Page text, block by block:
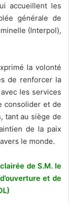
accueillent les
générale de
(Interpol),
la volonté
de renforcer la
les services
consolider et de
tant au siège de
de la paix
le monde.
de S.M. le
et de